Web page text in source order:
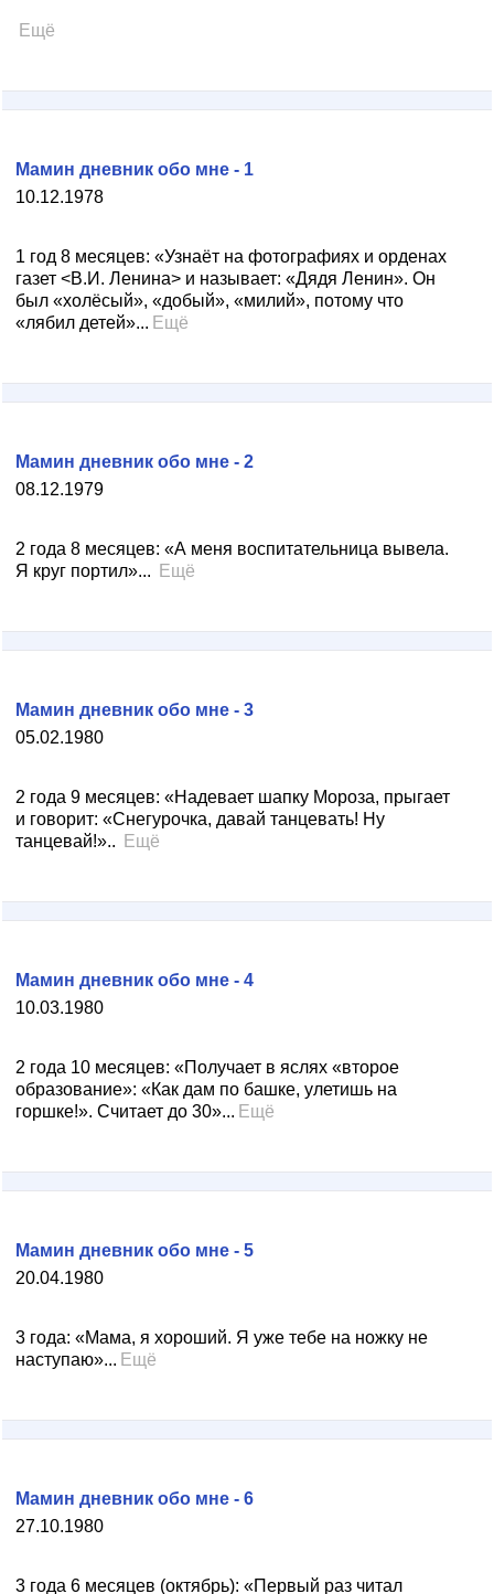
Ещё
10.12.1978
Мамин дневник обо мне - 1
1 год 8 месяцев: «Узнаёт на фотографиях и орденах
газет <В.И. Ленина> и называет: «Дядя Ленин». Он
был «холёсый», «добый», «милий», потому что
«лябил детей»... Ещё
08.12.1979
Мамин дневник обо мне - 2
2 года 8 месяцев: «А меня воспитательница вывела.
Я круг портил»...
Ещё
05.02.1980
Мамин дневник обо мне - 3
2 года 9 месяцев: «Надевает шапку Мороза, прыгает
и говорит: «Снегурочка, давай танцевать! Ну
танцевай!»..
Ещё
10.03.1980
Мамин дневник обо мне - 4
2 года 10 месяцев: «Получает в яслях «второе
образование»: «Как дам по башке, улетишь на
горшке!». Считает до 30»... Ещё
20.04.1980
Мамин дневник обо мне - 5
3 года: «Мама, я хороший. Я уже тебе на ножку не
наступаю»... Ещё
27.10.1980
Мамин дневник обо мне - 6
3 года 6 месяцев (октябрь): «Первый раз читал